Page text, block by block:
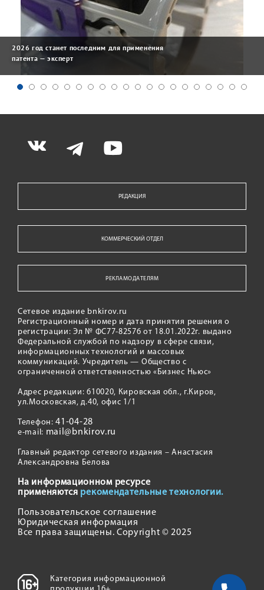
2026 год станет последним для применения
патента — эксперт
РЕДАКЦИЯ
КОММЕРЧЕСКИЙ ОТДЕЛ
РЕКЛАМОДАТЕЛЯМ
Сетевое издание bnkirov.ru
Регистрационный номер и дата принятия решения о
регистрации: Эл № ФС77-82576 от 18.01.2022г. выдано
Федеральной службой по надзору в сфере связи,
информационных технологий и массовых
коммуникаций. Учредитель — Общество с
ограниченной ответственностью «Бизнес Ньюс»
Адрес редакции: 610020, Кировская обл., г.Киров,
ул.Московская, д.40, офис 1/1
Телефон:41-04-28
e-mail: mail@bnkirov.ru
Главный редактор сетевого издания – Анастасия
Александровна Белова
На информационном ресурсе
применяются рекомендательные технологии.
Пользовательское соглашение
Юридическая информация
Все права защищены. Copyright © 2025
Категория информационной